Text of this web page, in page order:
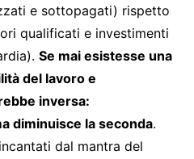
e sottopagati) rispetto
qualificati e investimenti
Se mai esistesse una
del lavoro e
inversa:
diminuisce la seconda.
dal mantra del